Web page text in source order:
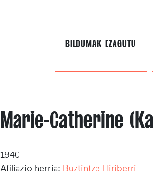
BILDUMAK EZAGUTU
Marie-Catherine
1940
Afiliazio herria: Buztintze-Hiriberri